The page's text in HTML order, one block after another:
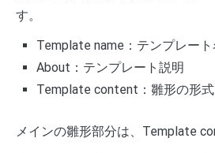
す。
Template name：テンプレー
About：テンプレート説明
Template content：雛形の形式
メインの雛形部分は、Template